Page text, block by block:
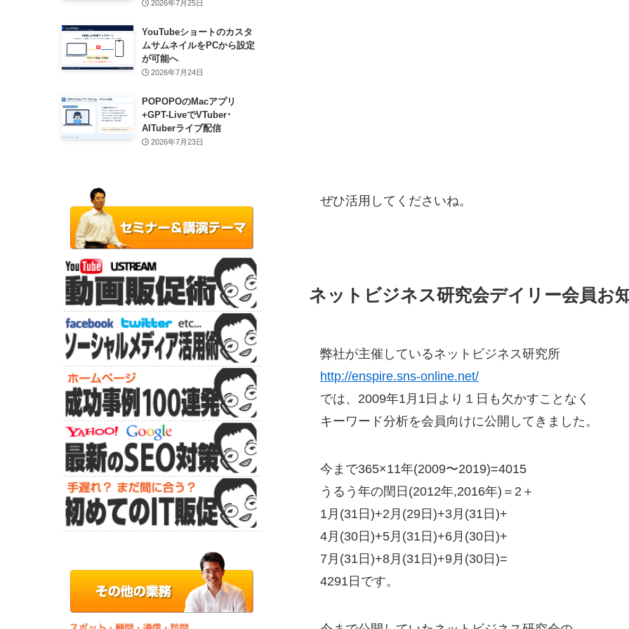
ぜひ活用してくださいね。
ネットビジネス研究会デイリー会員お
弊社が主催しているネットビジネス研究所
http://enspire.sns-online.net/
では、2009年1月1日より１日も欠かすことなく
キーワード分析を会員向けに公開してきました。
今まで365×11年(2009〜2019)=4015
うるう年の閏日(2012年,2016年)＝2＋
1月(31日)+2月(29日)+3月(31日)+
4月(30日)+5月(31日)+6月(30日)+
7月(31日)+8月(31日)+9月(30日)=
4291日です。
2026年7月25日
YouTubeショートのカスタ
ムサムネイルをPCから設定
が可能へ
2026年7月24日
POPOPOのMacアプリ
+GPT-LiveでVTuber･
AITuberライブ配信
2026年7月23日